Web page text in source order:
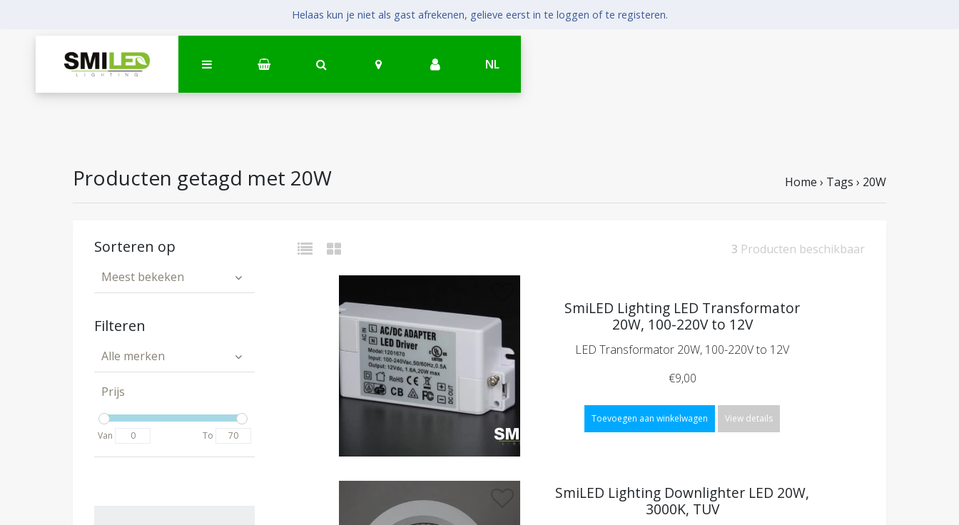
NL
Helaas kun je niet als gast afrekenen, gelieve eerst in te loggen of te registeren.
Producten getagd met 20W Home › Tags › 20W
3 Producten beschikbaar
Sorteren op
Meest bekeken
Filteren
Alle merken
Prijs
Van To
SmiLED Lighting LED Transformator
20W, 100-220V to 12V
LED Transformator 20W, 100-220V to 12V
€9,00
Toevoegen aan winkelwagen View details
SmiLED Lighting Downlighter LED 20W,
3000K, TUV